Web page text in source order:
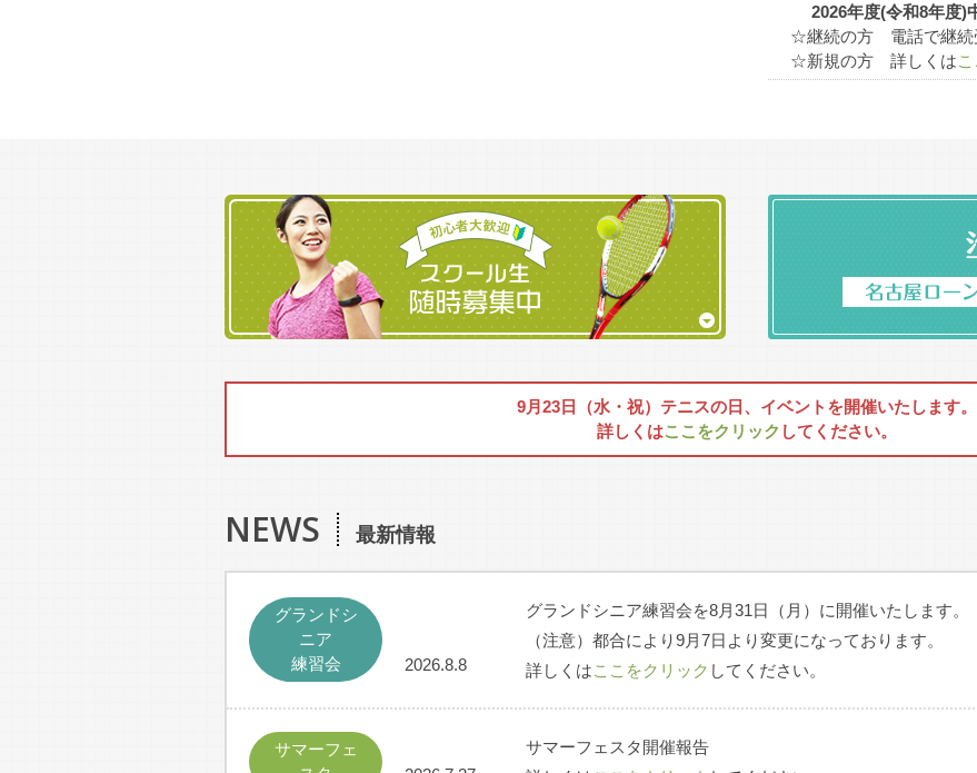
2026年度(令和8年度)
☆継続の方 電話で継続
☆新規の方 詳しくは
9月23日（水・祝）テニスの日、イベントを開催いたします。
詳しくはここをクリック してください。
NEWS 最新情報
グランドシ
ニア
練習会
2026.8.8
グランドシニア練習会を8月31日（月）に開催いたします。
（注意）都合により9月7日より変更になっております。
詳しくはここをクリック してください。
サマーフェ
サマーフェスタ開催報告
1922年（大正11年）6月 中区七本松（現・千代田）へ移転 コート3
コート1面新設
1929年5月
日本庭球協会東海支部設立
記念を兼ねて、デビスカッ